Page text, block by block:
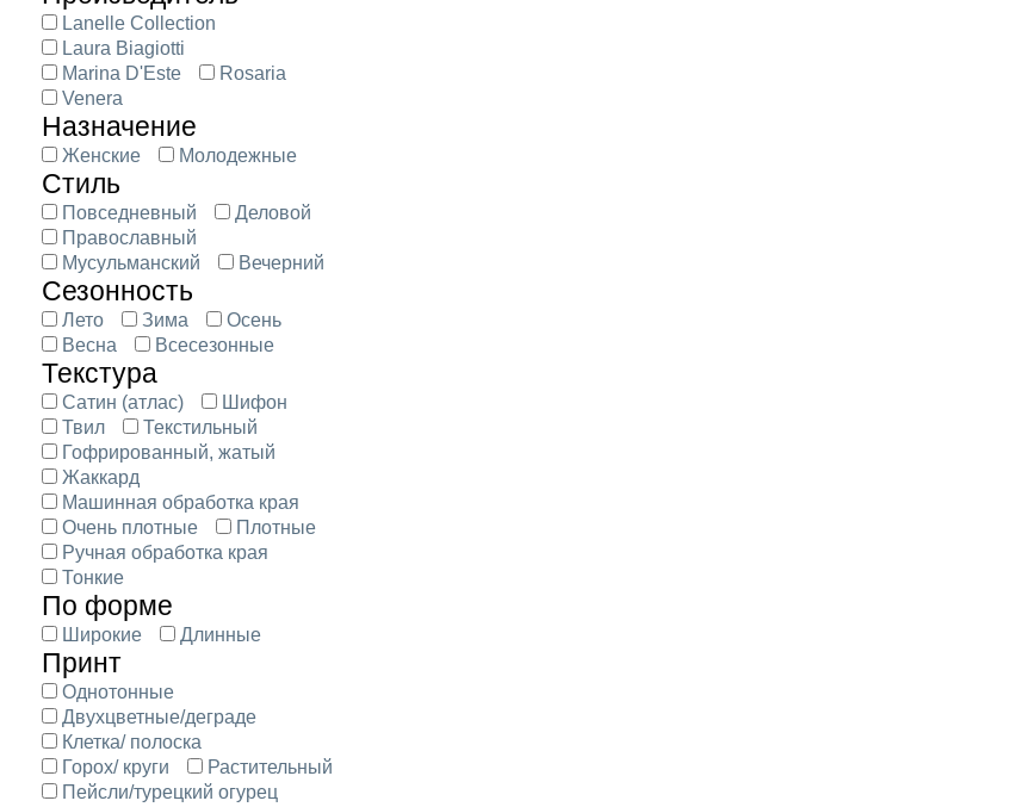
Lanelle Collection
Laura Biagiotti
Marina D'Este
Rosaria
Venera
Назначение
Женские Молодежные
Стиль
Повседневный
Деловой
Православный
Мусульманский
Вечерний
Сезонность
Лето Зима
Осень
Весна
Всесезонные
Текстура
Сатин (атлас)
Шифон
Твил
Текстильный
Гофрированный, жатый
Жаккард
Машинная обработка края
Очень плотные
Плотные
Ручная обработка края
Тонкие
По форме
Широкие Длинные
Принт
Однотонные
Двухцветные/деграде
Клетка/ полоска
Горох/ круги
Растительный
Пейсли/турецкий огурец